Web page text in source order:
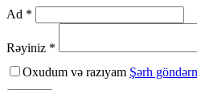
Ad *
Rəyiniz *
Oxudum və razıyam Şərh